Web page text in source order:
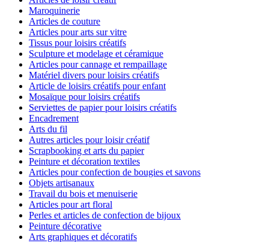
Maroquinerie
Articles de couture
Articles pour arts sur vitre
Tissus pour loisirs créatifs
Sculpture et modelage et céramique
Articles pour cannage et rempaillage
Matériel divers pour loisirs créatifs
Article de loisirs créatifs pour enfant
Mosaïque pour loisirs créatifs
Serviettes de papier pour loisirs créatifs
Encadrement
Arts du fil
Autres articles pour loisir créatif
Scrapbooking et arts du papier
Peinture et décoration textiles
Articles pour confection de bougies et savons
Objets artisanaux
Travail du bois et menuiserie
Articles pour art floral
Perles et articles de confection de bijoux
Peinture décorative
Arts graphiques et décoratifs